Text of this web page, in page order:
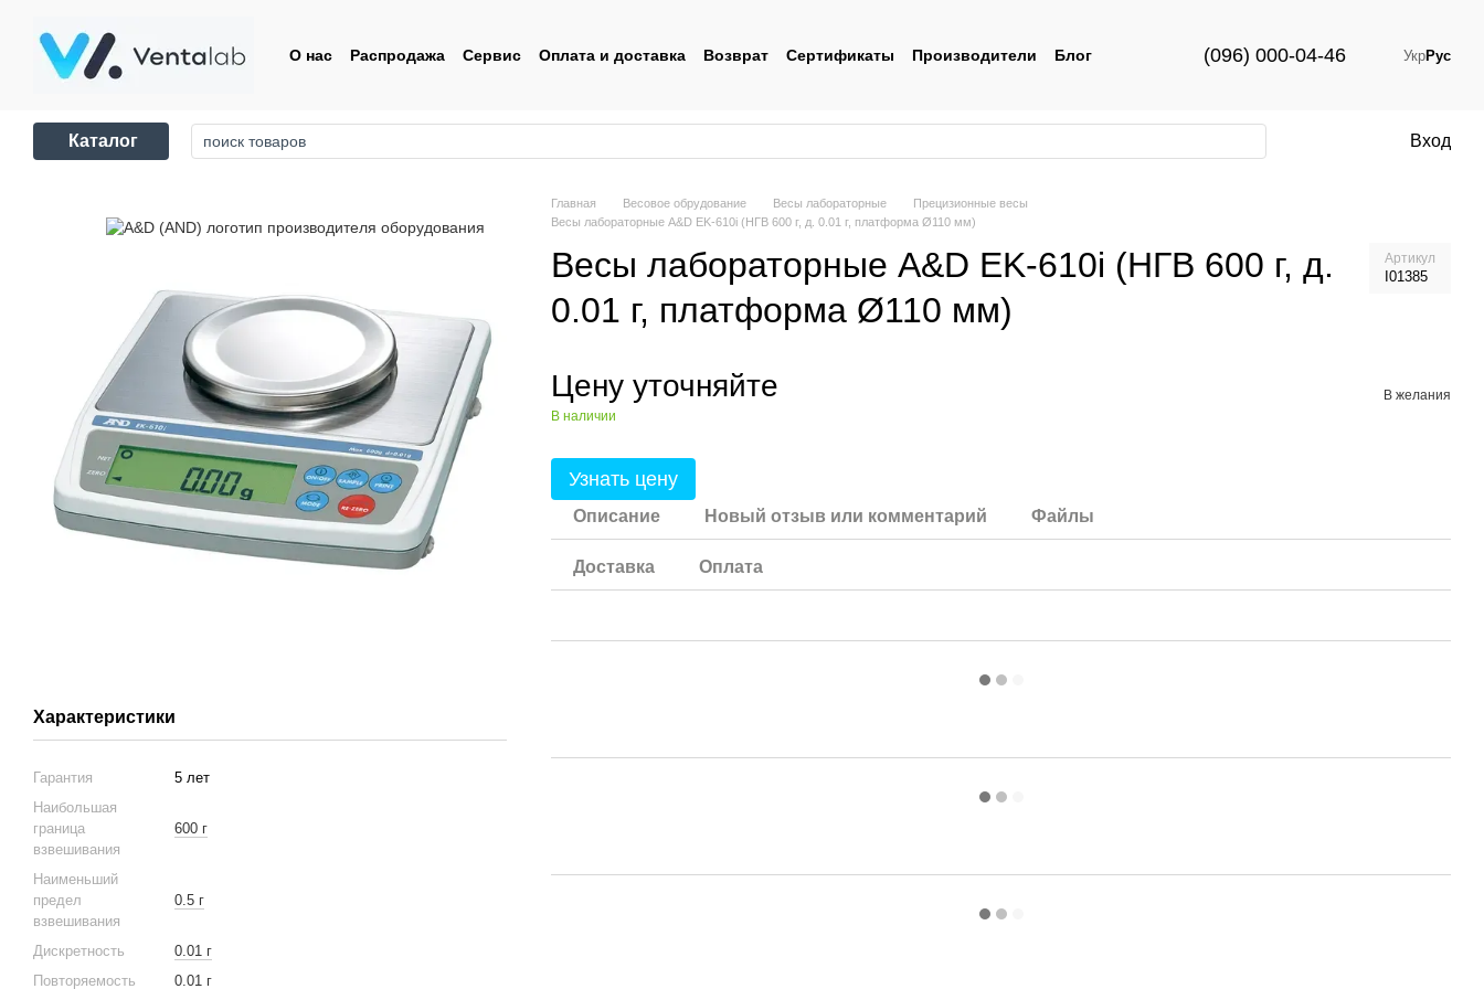
О нас Распродажа Сервис Оплата и доставка Возврат Сертификаты Производители
Блог
(096) 000-04-46 УкрРус
Каталог Вход
Характеристики
Гарантия
5 лет
Наибольшая
граница
взвешивания
600 г
Наименьший
предел
взвешивания
0.5 г
Дискретность
0.01 г
Повторяемость
0.01 г
Главная Весовое обрудование Весы лабораторные
Прецизионные весы
Весы лабораторные A&D EK-610i (НГВ 600 г, д. 0.01 г, платформа Ø110 мм)
Весы лабораторные A&D EK-610i (НГВ 600 г, д.
0.01 г, платформа Ø110 мм)
Артикул
I01385
Цену уточняйте
В наличии
В желания
Узнать цену
Описание Новый отзыв или комментарий Файлы
Доставка Оплата